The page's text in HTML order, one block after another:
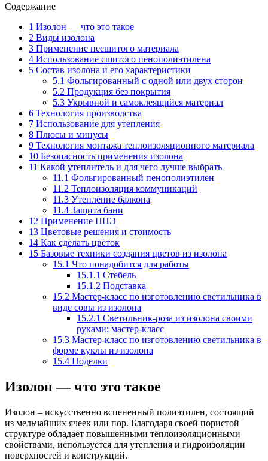
Содержание
1 Изолон — что это такое
2 Виды изолона
3 Применение несшитого материала
4 Использование сшитого пенополиэтилена
5 Состав изолона и его характеристики
5.1 Фольгированный с одной или двух сторон
5.2 Продукция без покрытия
5.3 Укрывной и самоклеящийся материал
6 Технология производства
7 Использование для утепления
8 Плюсы и минусы
9 Технология монтажа теплоизоляционного материала
10 Безопасность применения изолона
11 Какой утеплитель и для чего лучше выбрать
11.1 Фольгированный пенополиэтилен
11.2 Теплоизоляция коммуникаций
11.3 Утепление балкона
11.4 Защита бани
12 Применение ППЭ
13 Цветовые решения и стоимость
14 Как сделать цветок
15 Базовые техники создания цветов из изолона
15.1 Что понадобится для работы
15.1.1 Стебель
15.1.2 Подставка
15.2 Мастер-класс по изготовлению светильника в
виде совы из изолона
15.2.1 Светильник-роза из изолона своими
руками: мастер-класс
15.3 Мастер-класс по изготовлению светильника в
форме куклы из изолона
15.4 Поделки
Изолон — что это такое
Изолон – искусственно вспененный полиэтилен, состоящий
из мельчайших ячеек или пор. Благодаря своей пористой
структуре обладает повышенными теплоизоляционными
свойствами, используется для утепления и гидроизоляции
поверхностей и конструкций.